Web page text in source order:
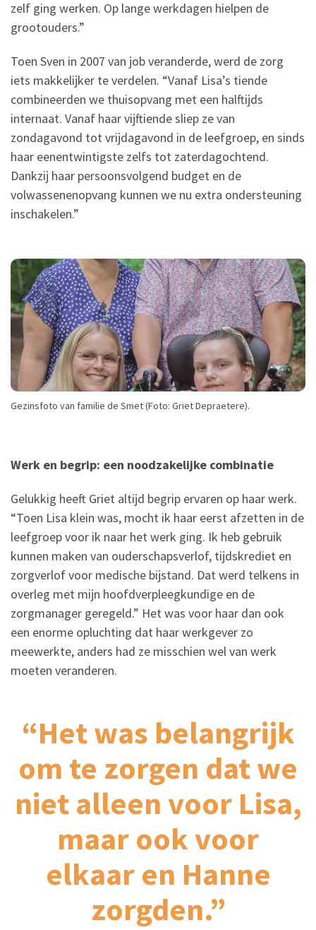
zelf ging werken. Op lange werkdagen hielpen de
grootouders.”
Toen Sven in 2007 van job veranderde, werd de zorg
iets makkelijker te verdelen. “Vanaf Lisa’s tiende
combineerden we thuisopvang met een halftijds
internaat. Vanaf haar vijftiende sliep ze van
zondagavond tot vrijdagavond in de leefgroep, en sinds
haar eenentwintigste zelfs tot zaterdagochtend.
Dankzij haar persoonsvolgend budget en de
volwassenenopvang kunnen we nu extra ondersteuning
inschakelen.”
Gezinsfoto van familie de Smet (Foto: Griet Depraetere).
Werk en begrip: een noodzakelijke combinatie
Gelukkig heeft Griet altijd begrip ervaren op haar werk.
“Toen Lisa klein was, mocht ik haar eerst afzetten in de
leefgroep voor ik naar het werk ging. Ik heb gebruik
kunnen maken van ouderschapsverlof, tijdskrediet en
zorgverlof voor medische bijstand. Dat werd telkens in
overleg met mijn hoofdverpleegkundige en de
zorgmanager geregeld.” Het was voor haar dan ook
een enorme opluchting dat haar werkgever zo
meewerkte, anders had ze misschien wel van werk
moeten veranderen.
“Het was belangrijk
om te zorgen dat we
niet alleen voor Lisa,
maar ook voor
elkaar en Hanne
zorgden.”